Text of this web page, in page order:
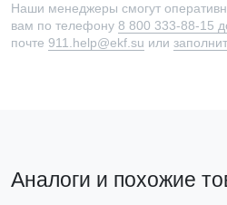
Наши менеджеры смогут
вам по телефону 8 800 333-88-15
почте 911.help@ekf.su или
Аналоги и похожие